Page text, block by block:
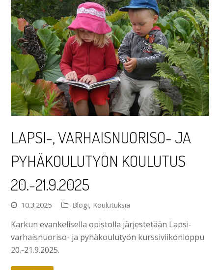
LAPSI-, VARHAISNUORISO- JA
PYHÄKOULUTYÖN KOULUTUS
20.-21.9.2025
10.3.2025 Blogi, Koulutuksia
Karkun evankelisella opistolla järjestetään Lapsi-
varhaisnuoriso- ja pyhäkoulutyön kurssiviikonloppu
20.-21.9.2025.